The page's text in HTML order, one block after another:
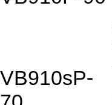
VB910sP-